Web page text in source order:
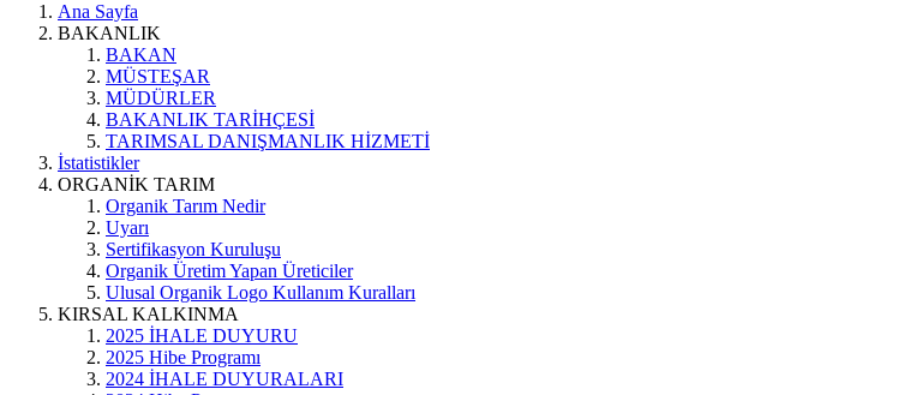
Ana Sayfa
BAKANLIK
BAKAN
MÜSTEŞAR
MÜDÜRLER
BAKANLIK TARİHÇESİ
TARIMSAL DANIŞMANLIK HİZMETİ
İstatistikler
ORGANİK TARIM
Organik Tarım Nedir
Uyarı
Sertifikasyon Kuruluşu
Organik Üretim Yapan Üreticiler
Ulusal Organik Logo Kullanım Kuralları
KIRSAL KALKINMA
2025 İHALE DUYURU
2025 Hibe Programı
2024 İHALE DUYURALARI